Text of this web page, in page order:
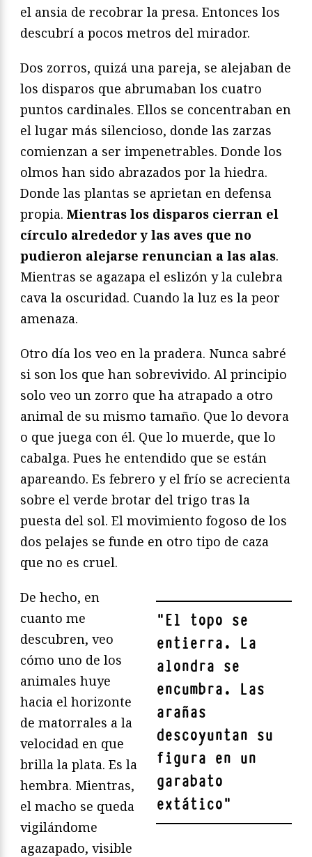
el ansia de recobrar la presa. Entonces los
descubrí a pocos metros del mirador.
Dos zorros, quizá una pareja, se alejaban de
los disparos que abrumaban los cuatro
puntos cardinales. Ellos se concentraban en
el lugar más silencioso, donde las zarzas
comienzan a ser impenetrables. Donde los
olmos han sido abrazados por la hiedra.
Donde las plantas se aprietan en defensa
propia. Mientras los disparos cierran el
círculo alrededor y las aves que no
pudieron alejarse renuncian a las alas.
Mientras se agazapa el eslizón y la culebra
cava la oscuridad. Cuando la luz es la peor
amenaza.
Otro día los veo en la pradera. Nunca sabré
si son los que han sobrevivido. Al principio
solo veo un zorro que ha atrapado a otro
animal de su mismo tamaño. Que lo devora
o que juega con él. Que lo muerde, que lo
cabalga. Pues he entendido que se están
apareando. Es febrero y el frío se acrecienta
sobre el verde brotar del trigo tras la
puesta del sol. El movimiento fogoso de los
dos pelajes se funde en otro tipo de caza
que no es cruel.
"El topo se
entierra. La
alondra se
encumbra. Las
arañas
descoyuntan su
figura en un
garabato
extático"
De hecho, en
cuanto me
descubren, veo
cómo uno de los
animales huye
hacia el horizonte
de matorrales a la
velocidad en que
brilla la plata. Es la
hembra. Mientras,
el macho se queda
vigilándome
agazapado, visible